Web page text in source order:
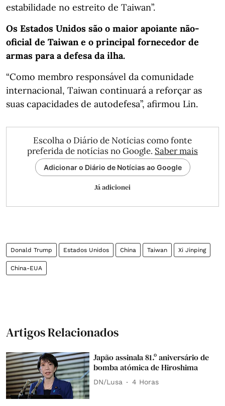
estabilidade no estreito de Taiwan”.
Os Estados Unidos são o maior apoiante não-
oficial de Taiwan e o principal fornecedor de
armas para a defesa da ilha.
“Como membro responsável da comunidade
internacional, Taiwan continuará a reforçar as
suas capacidades de autodefesa”, afirmou Lin.
Escolha o Diário de Notícias como fonte
preferida de notícias no Google. Saber mais
Adicionar o Diário de Notícias ao Google
Já adicionei
Donald Trump Estados Unidos China Taiwan Xi Jinping
China-EUA
Artigos Relacionados
Japão assinala 81.º aniversário de
bomba atómica de Hiroshima
DN/Lusa 4 Horas